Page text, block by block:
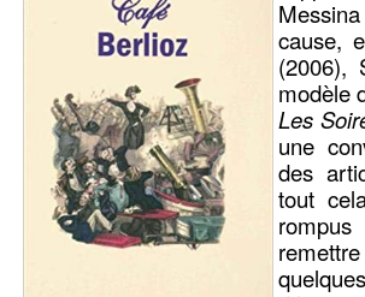
cause,
(2006),
modèle
Les
une
des
tout